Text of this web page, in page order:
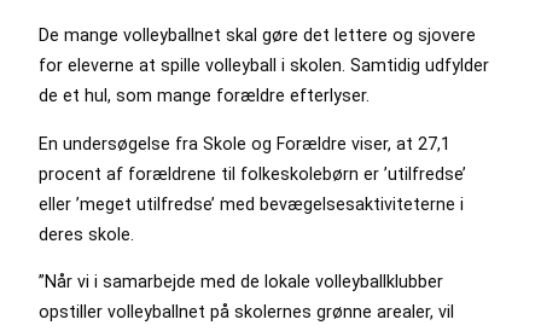
De mange volleyballnet skal gøre det lettere og sjovere
for eleverne at spille volleyball i skolen. Samtidig udfylder
de et hul, som mange forældre efterlyser.
En undersøgelse fra Skole og Forældre viser, at 27,1
procent af forældrene til folkeskolebørn er ’utilfredse’
eller ’meget utilfredse’ med bevægelsesaktiviteterne i
deres skole.
”Når vi i samarbejde med de lokale volleyballklubber
opstiller volleyballnet på skolernes grønne arealer, vil